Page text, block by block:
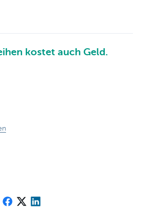
kostet auch Geld.